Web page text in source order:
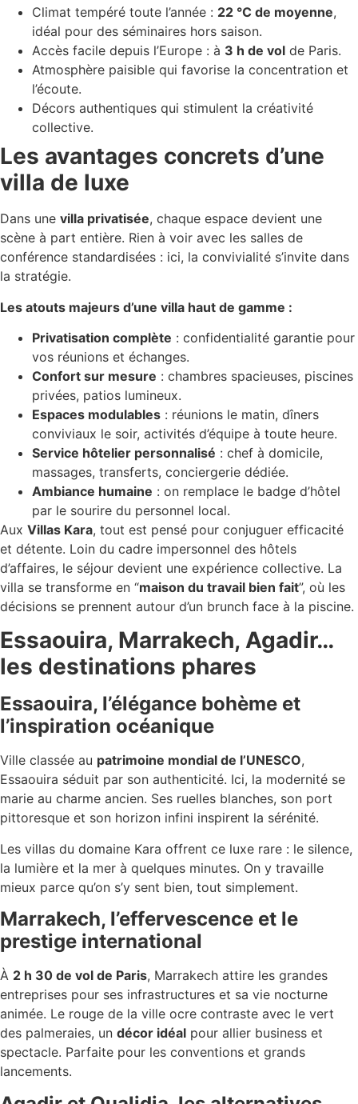
Climat tempéré toute l’année : 22 °C de moyenne,
idéal pour des séminaires hors saison.
Accès facile depuis l’Europe : à 3 h de vol de Paris.
Atmosphère paisible qui favorise la concentration et
l’écoute.
Décors authentiques qui stimulent la créativité
collective.
Les avantages concrets d’une
villa de luxe
Dans une villa privatisée, chaque espace devient une
scène à part entière. Rien à voir avec les salles de
conférence standardisées : ici, la convivialité s’invite dans
la stratégie.
Les atouts majeurs d’une villa haut de gamme :
Privatisation complète : confidentialité garantie pour
vos réunions et échanges.
Confort sur mesure : chambres spacieuses, piscines
privées, patios lumineux.
Espaces modulables : réunions le matin, dîners
conviviaux le soir, activités d’équipe à toute heure.
Service hôtelier personnalisé : chef à domicile,
massages, transferts, conciergerie dédiée.
Ambiance humaine : on remplace le badge d’hôtel
par le sourire du personnel local.
Aux Villas Kara, tout est pensé pour conjuguer efficacité
et détente. Loin du cadre impersonnel des hôtels
d’affaires, le séjour devient une expérience collective. La
villa se transforme en “maison du travail bien fait”, où les
décisions se prennent autour d’un brunch face à la piscine.
Essaouira, Marrakech, Agadir…
les destinations phares
Essaouira, l’élégance bohème et
l’inspiration océanique
Ville classée au patrimoine mondial de l’UNESCO,
Essaouira séduit par son authenticité. Ici, la modernité se
marie au charme ancien. Ses ruelles blanches, son port
pittoresque et son horizon infini inspirent la sérénité.
Les villas du domaine Kara offrent ce luxe rare : le silence,
la lumière et la mer à quelques minutes. On y travaille
mieux parce qu’on s’y sent bien, tout simplement.
Marrakech, l’effervescence et le
prestige international
À 2 h 30 de vol de Paris, Marrakech attire les grandes
entreprises pour ses infrastructures et sa vie nocturne
animée. Le rouge de la ville ocre contraste avec le vert
des palmeraies, un décor idéal pour allier business et
spectacle. Parfaite pour les conventions et grands
lancements.